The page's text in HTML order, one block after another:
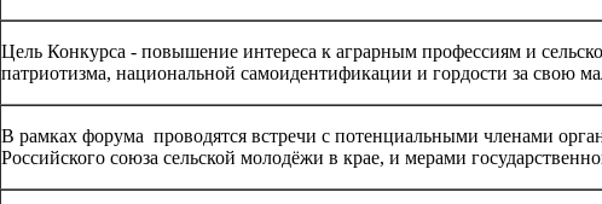
Цель Конкурса - повышение интереса к аграрным профессиям и
патриотизма, национальной самоидентификации и гордости за свою
В рамках форума проводятся встречи с потенциальными членами
Российского союза сельской молодёжи в крае, и мерами